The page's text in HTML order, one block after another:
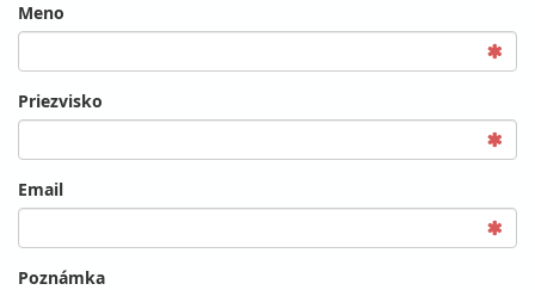
Meno
Priezvisko
Email
Poznámka